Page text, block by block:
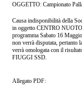
OGGETTO: Campionato
Causa indisponibilità della
in oggetto CENTRO
programma Sabato 16
non verrà disputata, pertanto
verrà omologata con il
FIUGGI SSD.
Allegato PDF: